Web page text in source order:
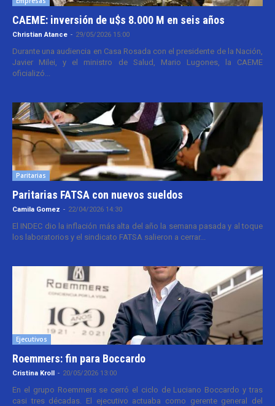
CAEME: inversión de u$s 8.000 M en seis años
Christian Atance - 29/05/2026 15:00
Durante una audiencia en Casa Rosada con el presidente de la Nación,
Javier Milei, y el ministro de Salud, Mario Lugones, la CAEME
oficializó...
Paritarias
Paritarias FATSA con nuevos sueldos
Camila Gomez - 22/04/2026 14:30
El INDEC dio la inflación más alta del año la semana pasada y al toque
los laboratorios y el sindicato FATSA salieron a cerrar...
Ejecutivos
Roemmers: fin para Boccardo
Cristina Kroll - 20/05/2026 13:00
En el grupo Roemmers se cerró el ciclo de Luciano Boccardo y tras
casi tres décadas. El ejecutivo actuaba como gerente general del